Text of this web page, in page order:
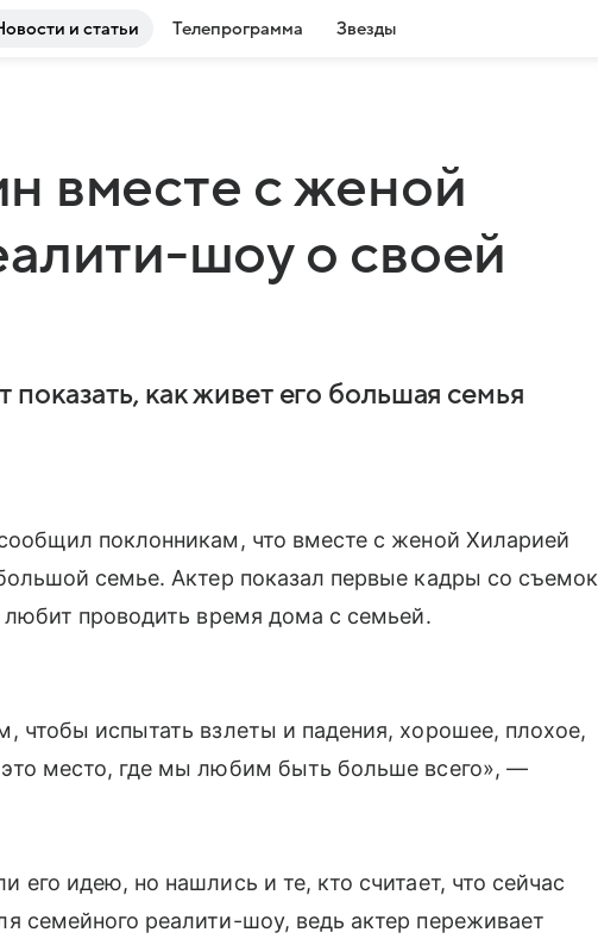
и статьи Телепрограмма Звезды
вместе с женой
шоу о своей
показать, как живет его большая семья
поклонникам, что вместе с женой Хиларией
семье. Актер показал первые кадры со съемок
любит проводить время дома с семьей.
чтобы испытать взлеты и падения, хорошее, плохое,
место, где мы любим быть больше всего», —
его идею, но нашлись и те, кто считает, что сейчас
семейного реалити-шоу, ведь актер переживает